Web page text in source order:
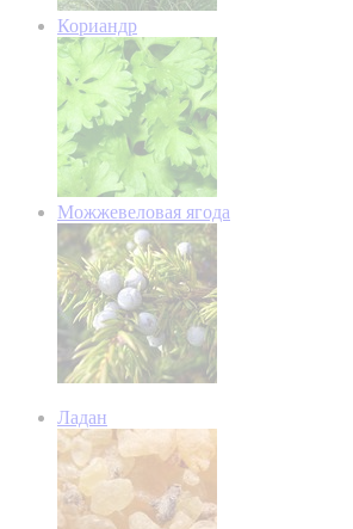
Кориандр
Можжевеловая ягода
Ладан